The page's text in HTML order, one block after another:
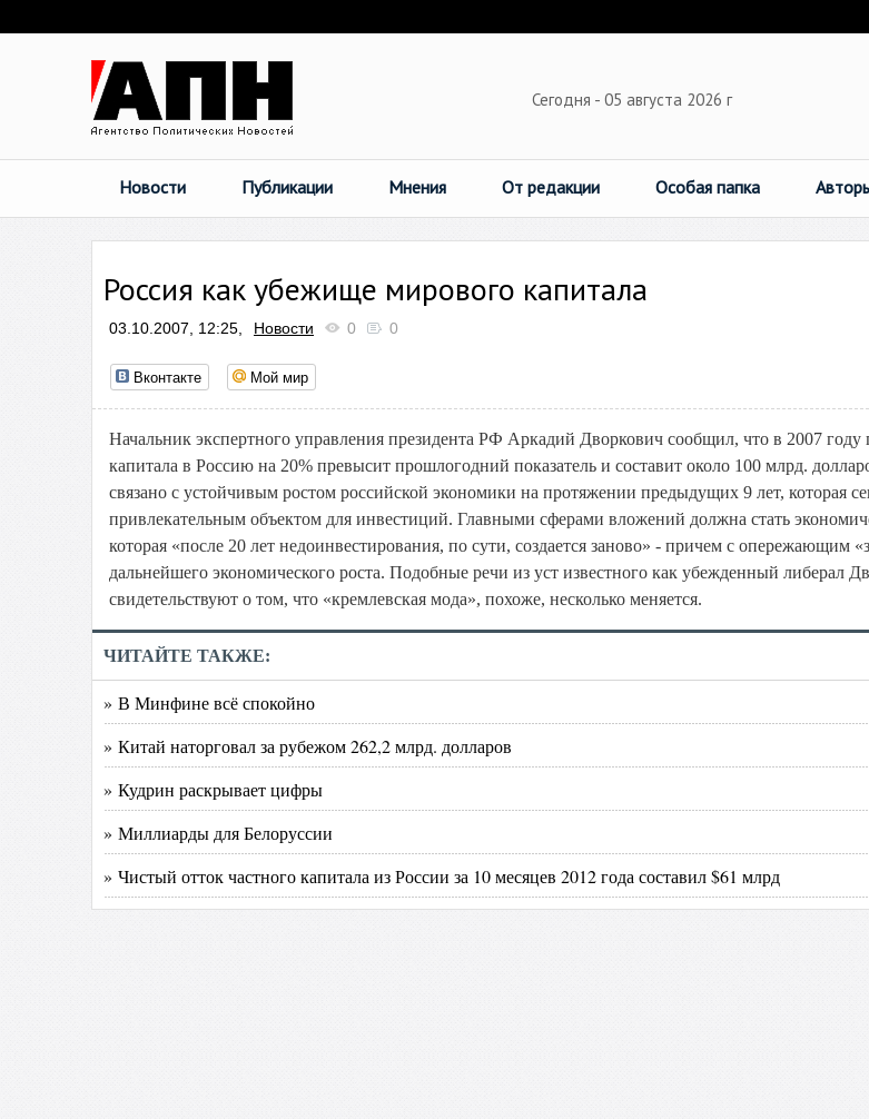
Сегодня - 05 августа 2026 г
Новости Публикации Мнения От редакции Особая папка
Россия как убежище мирового капитала
03.10.2007, 12:25, Новости 0 0
Вконтакте Мой мир
Начальник экспертного управления президента РФ Аркадий Дворкович сообщил, что в 2007 году
капитала в Россию на 20% превысит прошлогодний показатель и составит около 100 млрд.
связано с устойчивым ростом российской экономики на протяжении предыдущих 9 лет, которая
привлекательным объектом для инвестиций. Главными сферами вложений должна стать
которая «после 20 лет недоинвестирования, по сути, создается заново» - причем с опережающим
дальнейшего экономического роста. Подобные речи из уст известного как убежденный либерал
свидетельствуют о том, что «кремлевская мода», похоже, несколько меняется.
ЧИТАЙТЕ ТАКЖЕ:
» В Минфине всё спокойно
» Китай наторговал за рубежом 262,2 млрд. долларов
» Кудрин раскрывает цифры
» Миллиарды для Белоруссии
» Чистый отток частного капитала из России за 10 месяцев 2012 года составил $61 млрд